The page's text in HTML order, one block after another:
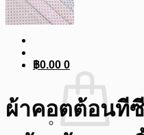
฿0.00 0
ผ้าคอตต้อนที